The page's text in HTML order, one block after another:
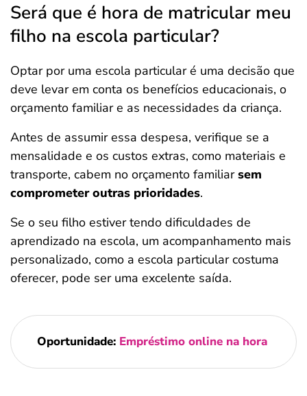
Será que é hora de matricular meu
filho na escola particular?
Optar por uma escola particular é uma decisão que
deve levar em conta os benefícios educacionais, o
orçamento familiar e as necessidades da criança.
Antes de assumir essa despesa, verifique se a
mensalidade e os custos extras, como materiais e
transporte, cabem no orçamento familiarsem
comprometer outras prioridades.
Se o seu filho estiver tendo dificuldades de
aprendizado na escola, um acompanhamento mais
personalizado, como a escola particular costuma
oferecer, pode ser uma excelente saída.
Oportunidade: Empréstimo online na hora